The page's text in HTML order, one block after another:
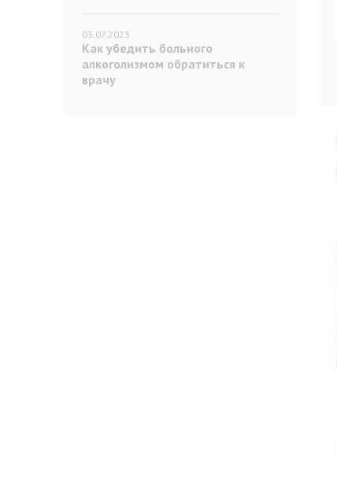
03.07.2023
Как убедить больного
алкоголизмом обратиться к
врачу